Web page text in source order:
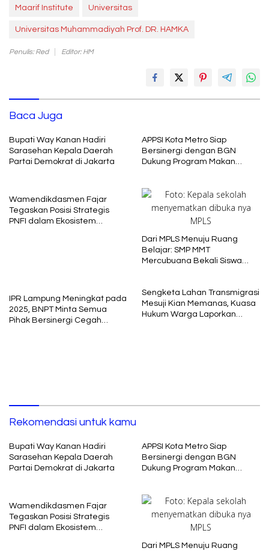
Maarif Institute Universitas
Universitas Muhammadiyah Prof. DR. HAMKA
Penulis: Red Editor: HM
Baca Juga
Bupati Way Kanan Hadiri
Sarasehan Kepala Daerah
Partai Demokrat di Jakarta
APPSI Kota Metro Siap
Bersinergi dengan BGN
Dukung Program Makan
Wamendikdasmen Fajar
Tegaskan Posisi Strategis
PNFI dalam Ekosistem
Dari MPLS Menuju Ruang
Belajar: SMP MMT
Mercubuana Bekali Siswa
IPR Lampung Meningkat pada
2025, BNPT Minta Semua
Pihak Bersinergi Cegah
Sengketa Lahan Transmigrasi
Mesuji Kian Memanas, Kuasa
Hukum Warga Laporkan
Rekomendasi untuk kamu
Bupati Way Kanan Hadiri
Sarasehan Kepala Daerah
Partai Demokrat di Jakarta
APPSI Kota Metro Siap
Bersinergi dengan BGN
Dukung Program Makan
Wamendikdasmen Fajar
Tegaskan Posisi Strategis
PNFI dalam Ekosistem
Dari MPLS Menuju Ruang